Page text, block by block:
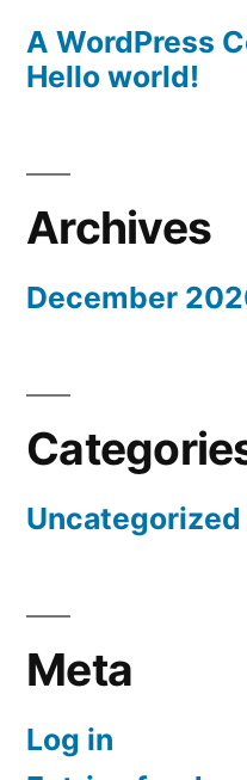
A WordPress
Hello world!
Archives
December
Uncategorized
Meta
Log in